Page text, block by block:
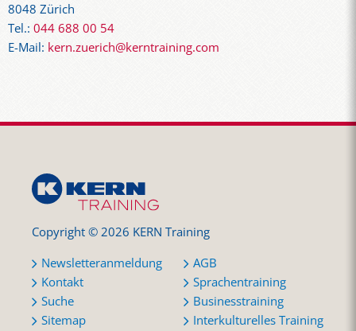
8048 Zürich
Tel.: 044 688 00 54
E-Mail: kern.zuerich@kerntraining.com
Copyright © 2026 KERN Training
Newsletteranmeldung
Kontakt
Suche
Sitemap
AGB
Sprachentraining
Businesstraining
Interkulturelles Training